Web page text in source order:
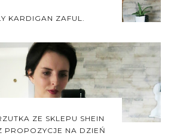
KARDIGAN ZAFUL.
ZE SKLEPU SHEIN
PROPOZYCJE NA DZIEŃ